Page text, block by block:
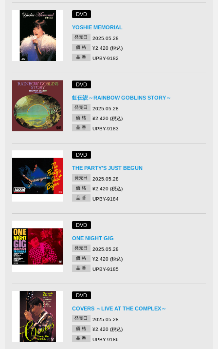
DVD
YOSHIE MEMORIAL
発売日 2025.05.28
価 格 ¥2,420 (税込)
品 番 UPBY-9182
DVD
虹伝説～RAINBOW GOBLINS STORY～
発売日 2025.05.28
価 格 ¥2,420 (税込)
品 番 UPBY-9183
DVD
THE PARTY'S JUST BEGUN
発売日 2025.05.28
価 格 ¥2,420 (税込)
品 番 UPBY-9184
DVD
ONE NIGHT GIG
発売日 2025.05.28
価 格 ¥2,420 (税込)
品 番 UPBY-9185
DVD
COVERS ～LIVE AT THE COMPLEX～
発売日 2025.05.28
価 格 ¥2,420 (税込)
品 番 UPBY-9186